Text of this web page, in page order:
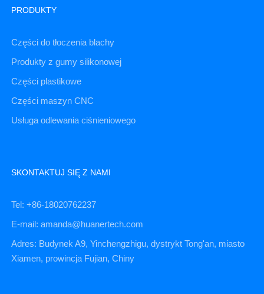
PRODUKTY
Części do tłoczenia blachy
Produkty z gumy silikonowej
Części plastikowe
Części maszyn CNC
Usługa odlewania ciśnieniowego
SKONTAKTUJ SIĘ Z NAMI
Tel: +86-18020762237
E-mail: amanda@huanertech.com
Adres: Budynek A9, Yinchengzhigu, dystrykt Tong'an, miasto
Xiamen, prowincja Fujian, Chiny